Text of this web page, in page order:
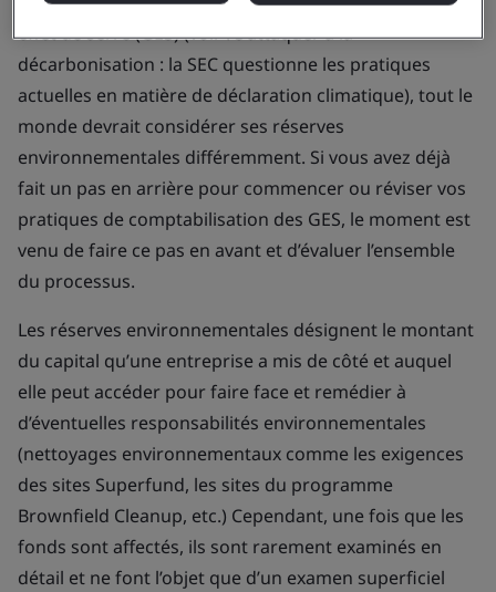
effet de serre (GES) (voir : S’attaquer à la
décarbonisation : la SEC questionne les pratiques
actuelles en matière de déclaration climatique), tout le
monde devrait considérer ses réserves
environnementales différemment. Si vous avez déjà
fait un pas en arrière pour commencer ou réviser vos
pratiques de comptabilisation des GES, le moment est
venu de faire ce pas en avant et d’évaluer l’ensemble
du processus.
Les réserves environnementales désignent le montant
du capital qu’une entreprise a mis de côté et auquel
elle peut accéder pour faire face et remédier à
d’éventuelles responsabilités environnementales
(nettoyages environnementaux comme les exigences
des sites Superfund, les sites du programme
Brownfield Cleanup, etc.) Cependant, une fois que les
fonds sont affectés, ils sont rarement examinés en
détail et ne font l’objet que d’un examen superficiel